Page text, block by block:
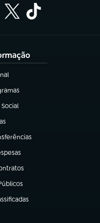
aba)
aba)
aba)
aba)
aba)
aba)
em nova aba)